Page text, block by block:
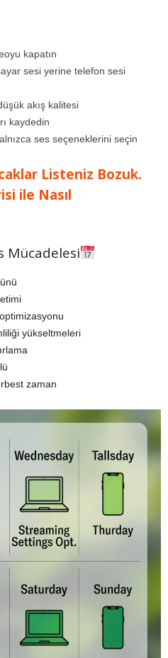
kapatın
sesi yerine telefon sesi
akış kalitesi
kaydedin
ses seçeneklerini seçin
Listeniz Bozuk.
ile Nasıl
Mücadelesi
yükseltmeleri
zaman